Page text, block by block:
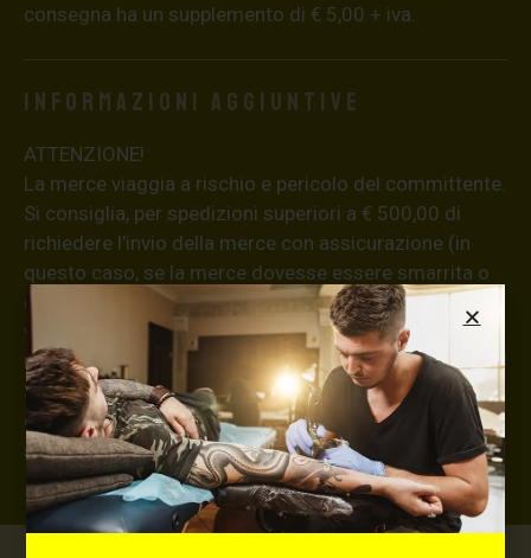
consegna ha un supplemento di € 5,00 + iva.
Informazioni aggiuntive
ATTENZIONE!
La merce viaggia a rischio e pericolo del committente.
Si consiglia, per spedizioni superiori a € 500,00 di
richiedere l’invio della merce con assicurazione (in
questo caso, se la merce dovesse essere smarrita o
danneggiata dal corriere, quest’ultimo risarcirà l’intero
valore della merce, in caso contrario nessuno
rimborserà il destinatario) con un costo aggiuntivo del
3,5% sul valore totale del carrello, da richiedere prima
di concludere il pagamento al seguente indirizzo:
shop@maxsignorello.it.